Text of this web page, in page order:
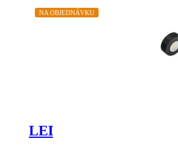
NA OBJEDNÁVKU
LED3034 lampa